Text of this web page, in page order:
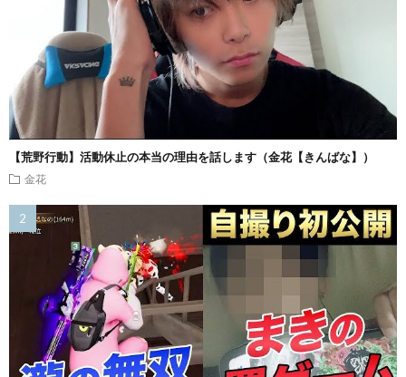
【荒野行動】活動休止の本当の理由を話します（金花【きんばな】）
金花